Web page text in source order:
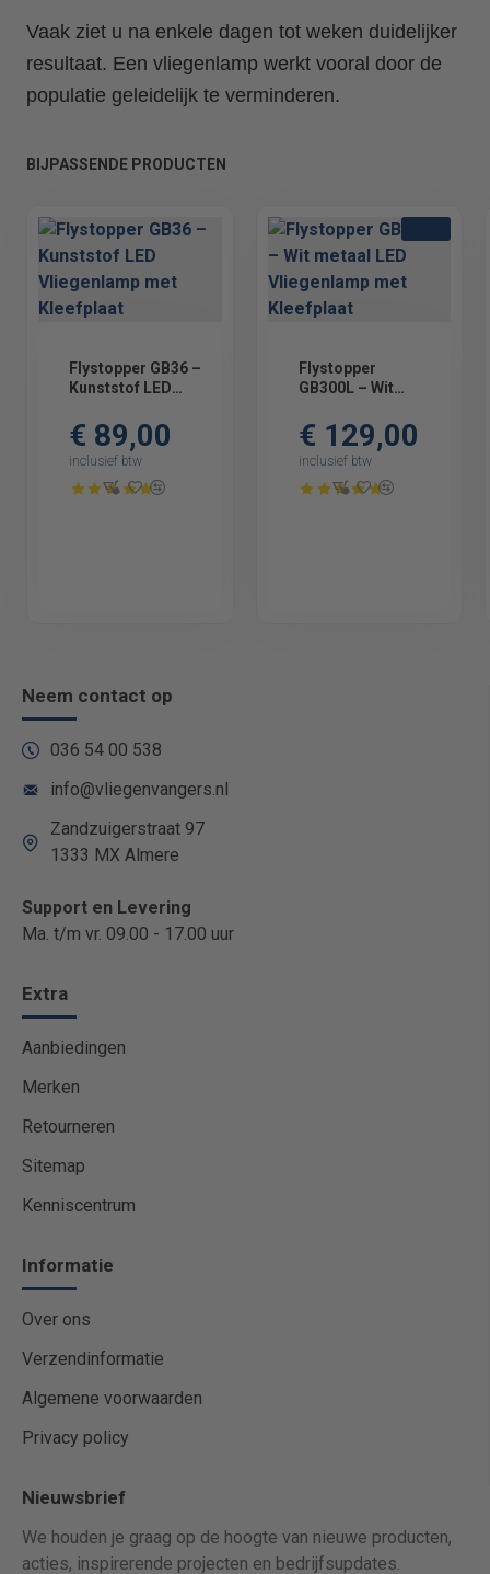
Vaak ziet u na enkele dagen tot weken duidelijker
resultaat. Een vliegenlamp werkt vooral door de
populatie geleidelijk te verminderen.
BIJPASSENDE PRODUCTEN
Flystopper GB36 –
Kunststof LED
Kleefplaat
€ 89,00
inclusief btw
Flystopper
GB300L – Wit
Vliegenlamp met
Kleefplaat
€ 129,00
inclusief btw
Neem contact op
036 54 00 538
info@vliegenvangers.nl
Zandzuigerstraat 97
1333 MX Almere
Support en Levering
Ma. t/m vr. 09.00 - 17.00 uur
Extra
Aanbiedingen
Merken
Retourneren
Sitemap
Kenniscentrum
Informatie
Over ons
Verzendinformatie
Algemene voorwaarden
Privacy policy
Nieuwsbrief
We houden je graag op de hoogte van nieuwe producten,
acties, inspirerende projecten en bedrijfsupdates.